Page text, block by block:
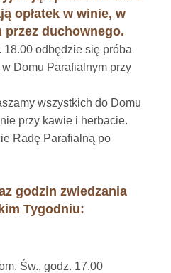
opłatek w winie, w
przez duchownego.
18.00 odbędzie się próba
Domu Parafialnym przy
wszystkich do Domu
przy kawie i herbacie.
Radę Parafialną po
godzin zwiedzania
Tygodniu:
Św., godz. 17.00